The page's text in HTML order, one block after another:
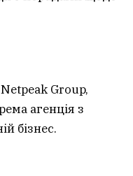
Group,
агенція з
бізнес.